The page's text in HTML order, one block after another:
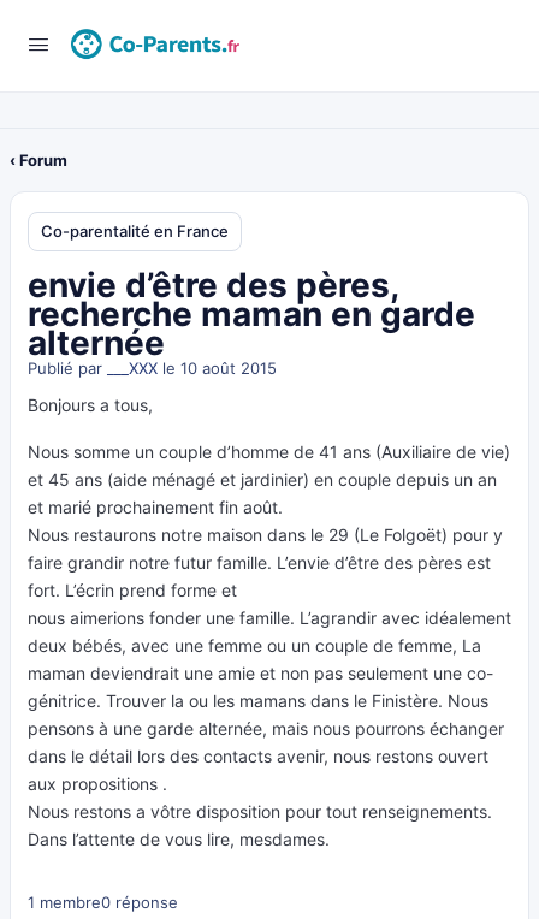
‹ Forum
Co-parentalité en France
envie d’être des pères,
recherche maman en garde
alternée
Publié par ___XXX le 10 août 2015
Bonjours a tous,
Nous somme un couple d’homme de 41 ans (Auxiliaire de vie)
et 45 ans (aide ménagé et jardinier) en couple depuis un an
et marié prochainement fin août.
Nous restaurons notre maison dans le 29 (Le Folgoët) pour y
faire grandir notre futur famille. L’envie d’être des pères est
fort. L’écrin prend forme et
nous aimerions fonder une famille. L’agrandir avec idéalement
deux bébés, avec une femme ou un couple de femme, La
maman deviendrait une amie et non pas seulement une co-
génitrice. Trouver la ou les mamans dans le Finistère. Nous
pensons à une garde alternée, mais nous pourrons échanger
dans le détail lors des contacts avenir, nous restons ouvert
aux propositions .
Nous restons a vôtre disposition pour tout renseignements.
Dans l’attente de vous lire, mesdames.
1 membre0 réponse